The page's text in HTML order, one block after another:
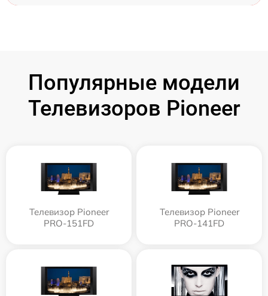
Популярные модели
Телевизоров Pioneer
Телевизор Pioneer
PRO-151FD
Телевизор Pioneer
PRO-141FD